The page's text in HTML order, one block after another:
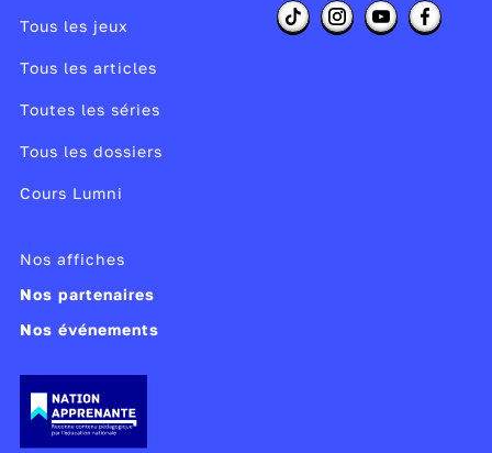
Tous les jeux
Tous les articles
Toutes les séries
Tous les dossiers
Cours Lumni
Nos affiches
Nos partenaires
Nos événements